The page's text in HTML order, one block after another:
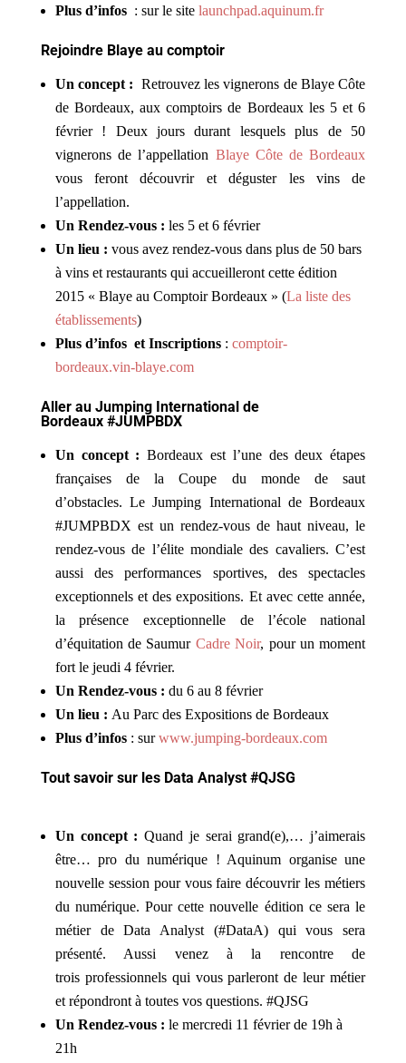
Plus d’infos: sur le site launchpad.aquinum.fr
Rejoindre Blaye au comptoir
Un concept : Retrouvez les vignerons de Blaye Côte
de Bordeaux, aux comptoirs de Bordeaux les 5 et 6
février ! Deux jours durant lesquels plus de 50
vignerons de l’appellation Blaye Côte de Bordeaux
vous feront découvrir et déguster les vins de
l’appellation.
Un Rendez-vous : les 5 et 6 février
Un lieu : vous avez rendez-vous dans plus de 50 bars
à vins et restaurants qui accueilleront cette édition
2015 « Blaye au Comptoir Bordeaux » (La liste des
établissements)
Plus d’infos et Inscriptions: comptoir-
bordeaux.vin-blaye.com
Aller au Jumping International de
Bordeaux#JUMPBDX
Un concept : Bordeaux est l’une des deux étapes
françaises de la Coupe du monde de saut
d’obstacles. Le Jumping International de Bordeaux
#JUMPBDX est un rendez-vous de haut niveau, le
rendez-vous de l’élite mondiale des cavaliers. C’est
aussi des performances sportives, des spectacles
exceptionnels et des expositions. Et avec cette année,
la présence exceptionnelle de l’école national
d’équitation de Saumur Cadre Noir, pour un moment
fort le jeudi 4 février.
Un Rendez-vous : du 6 au 8 février
Un lieu : Au Parc des Expositions de Bordeaux
Plus d’infos: surwww.jumping-bordeaux.com
Tout savoir sur les Data Analyst#QJSG
Un concept :Quand je serai grand(e),… j’aimerais
être… pro du numérique ! Aquinum organise une
nouvelle session pour vous faire découvrir les métiers
du numérique. Pour cette nouvelle édition ce sera le
métier de Data Analyst (#DataA) qui vous sera
présenté. Aussi venez à la rencontre de
trois professionnels qui vous parleront de leur métier
et répondront à toutes vos questions. #QJSG
Un Rendez-vous : le mercredi 11 février de 19h à
21h